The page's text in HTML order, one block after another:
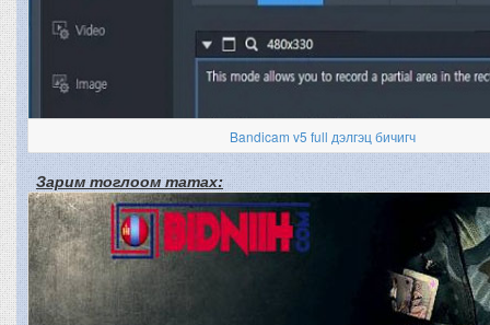
Bandicam v5 full дэлгэц бичигч
Зарим тоглоом татах: